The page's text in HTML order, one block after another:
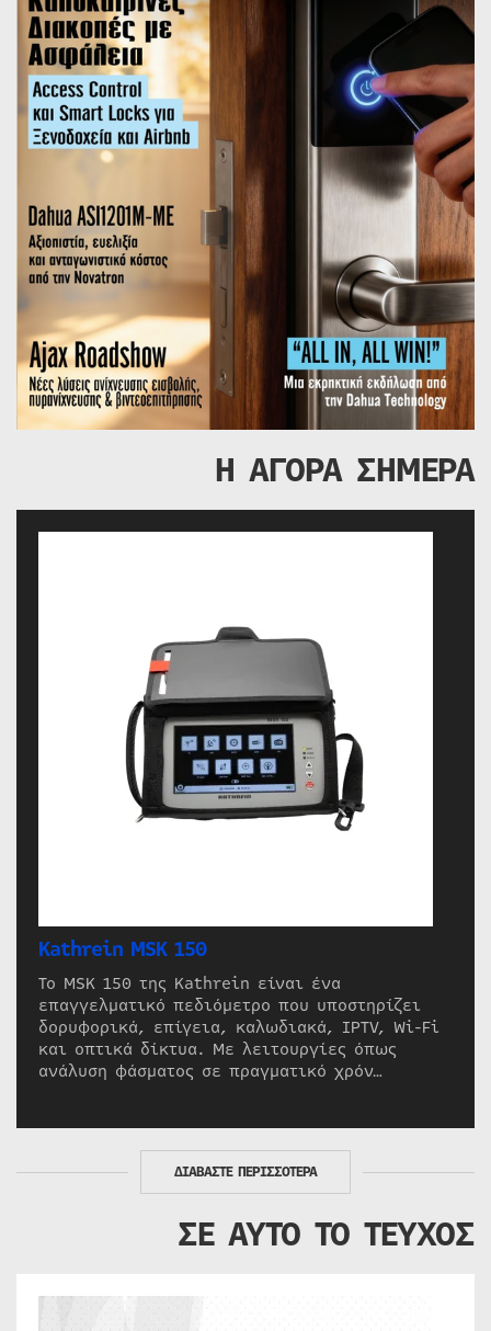
Η ΑΓΟΡΑ ΣΗΜΕΡΑ
Kathrein MSK 150
Το MSK 150 της Kathrein είναι ένα
επαγγελματικό πεδιόμετρο που υποστηρίζει
δορυφορικά, επίγεια, καλωδιακά, IPTV, Wi-Fi
και οπτικά δίκτυα. Με λειτουργίες όπως
ανάλυση φάσματος σε πραγματικό χρόν…
ΔΙΑΒΑΣΤΕ ΠΕΡΙΣΣΟΤΕΡΑ
ΣΕ ΑΥΤΟ ΤΟ ΤΕΥΧΟΣ